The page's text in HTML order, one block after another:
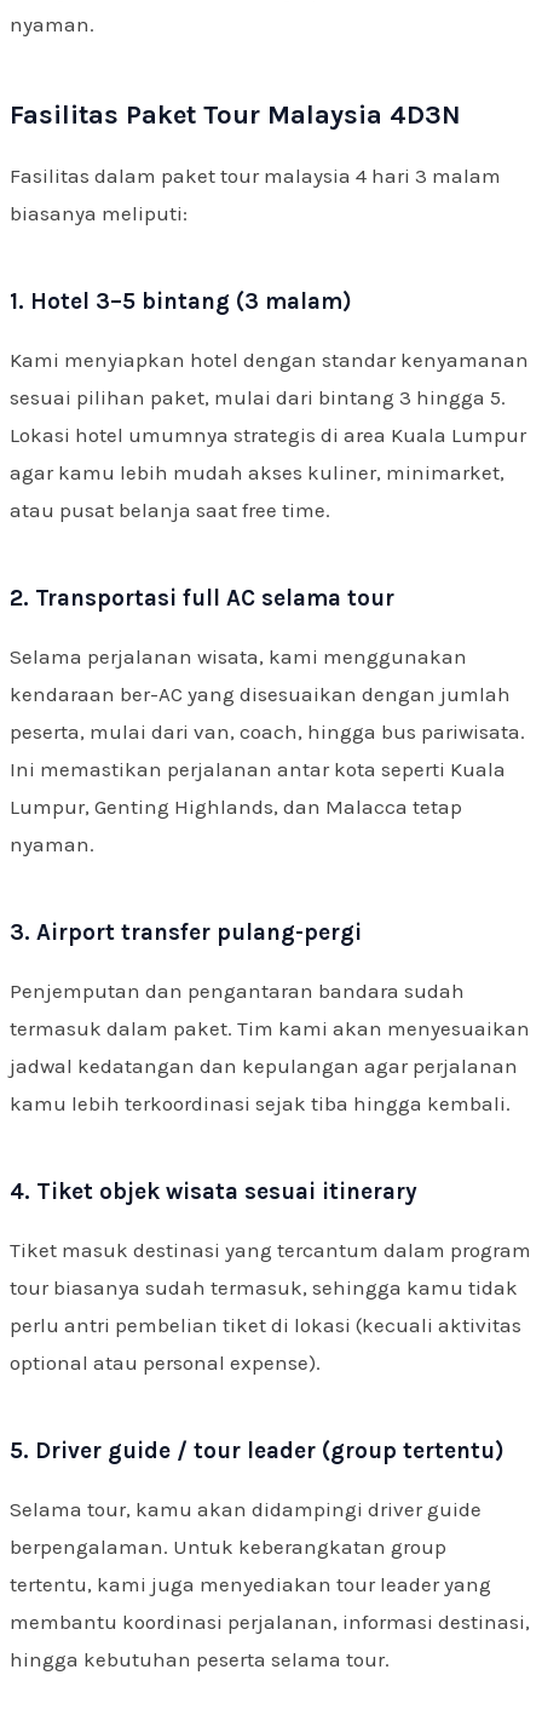
nyaman.
Fasilitas Paket Tour Malaysia 4D3N
Fasilitas dalam paket tour malaysia 4 hari 3 malam
biasanya meliputi:
1. Hotel 3–5 bintang (3 malam)
Kami menyiapkan hotel dengan standar kenyamanan
sesuai pilihan paket, mulai dari bintang 3 hingga 5.
Lokasi hotel umumnya strategis di area Kuala Lumpur
agar kamu lebih mudah akses kuliner, minimarket,
atau pusat belanja saat free time.
2. Transportasi full AC selama tour
Selama perjalanan wisata, kami menggunakan
kendaraan ber-AC yang disesuaikan dengan jumlah
peserta, mulai dari van, coach, hingga bus pariwisata.
Ini memastikan perjalanan antar kota seperti Kuala
Lumpur, Genting Highlands, dan Malacca tetap
nyaman.
3. Airport transfer pulang-pergi
Penjemputan dan pengantaran bandara sudah
termasuk dalam paket. Tim kami akan menyesuaikan
jadwal kedatangan dan kepulangan agar perjalanan
kamu lebih terkoordinasi sejak tiba hingga kembali.
4. Tiket objek wisata sesuai itinerary
Tiket masuk destinasi yang tercantum dalam program
tour biasanya sudah termasuk, sehingga kamu tidak
perlu antri pembelian tiket di lokasi (kecuali aktivitas
optional atau personal expense).
5. Driver guide / tour leader (group tertentu)
Selama tour, kamu akan didampingi driver guide
berpengalaman. Untuk keberangkatan group
tertentu, kami juga menyediakan tour leader yang
membantu koordinasi perjalanan, informasi destinasi,
hingga kebutuhan peserta selama tour.